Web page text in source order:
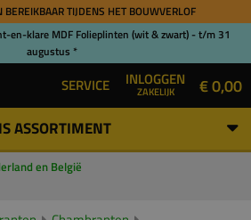
TIJDENS HET BOUWVERLOF
en-klare MDF Folieplinten (wit & zwart) - t/m 31
augustus *
SERVICE INLOGGEN
ZAKELIJK € 0,00
ASSORTIMENT
en België